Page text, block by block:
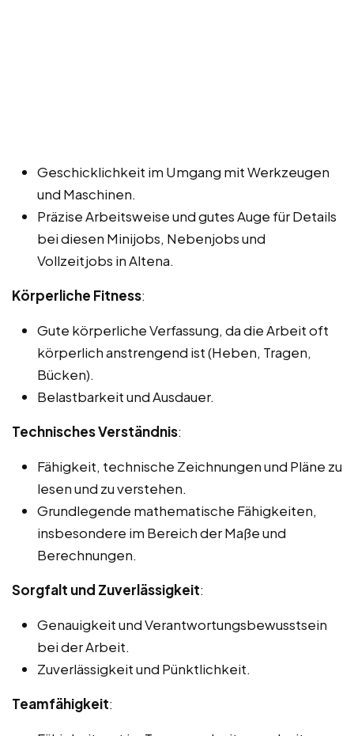
Geschicklichkeit im Umgang mit Werkzeugen
und Maschinen.
Präzise Arbeitsweise und gutes Auge für Details
bei diesen Minijobs, Nebenjobs und
Vollzeitjobs in Altena.
Körperliche Fitness:
Gute körperliche Verfassung, da die Arbeit oft
körperlich anstrengend ist (Heben, Tragen,
Bücken).
Belastbarkeit und Ausdauer.
Technisches Verständnis:
Fähigkeit, technische Zeichnungen und Pläne zu
lesen und zu verstehen.
Grundlegende mathematische Fähigkeiten,
insbesondere im Bereich der Maße und
Berechnungen.
Sorgfalt und Zuverlässigkeit:
Genauigkeit und Verantwortungsbewusstsein
bei der Arbeit.
Zuverlässigkeit und Pünktlichkeit.
Teamfähigkeit: